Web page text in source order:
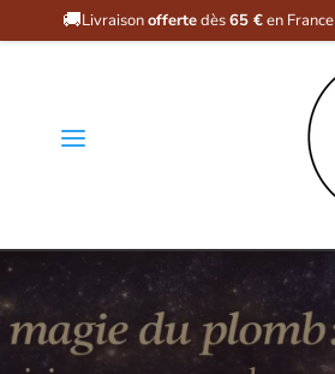
🚚Livraisonoffertedès65 €en France
a